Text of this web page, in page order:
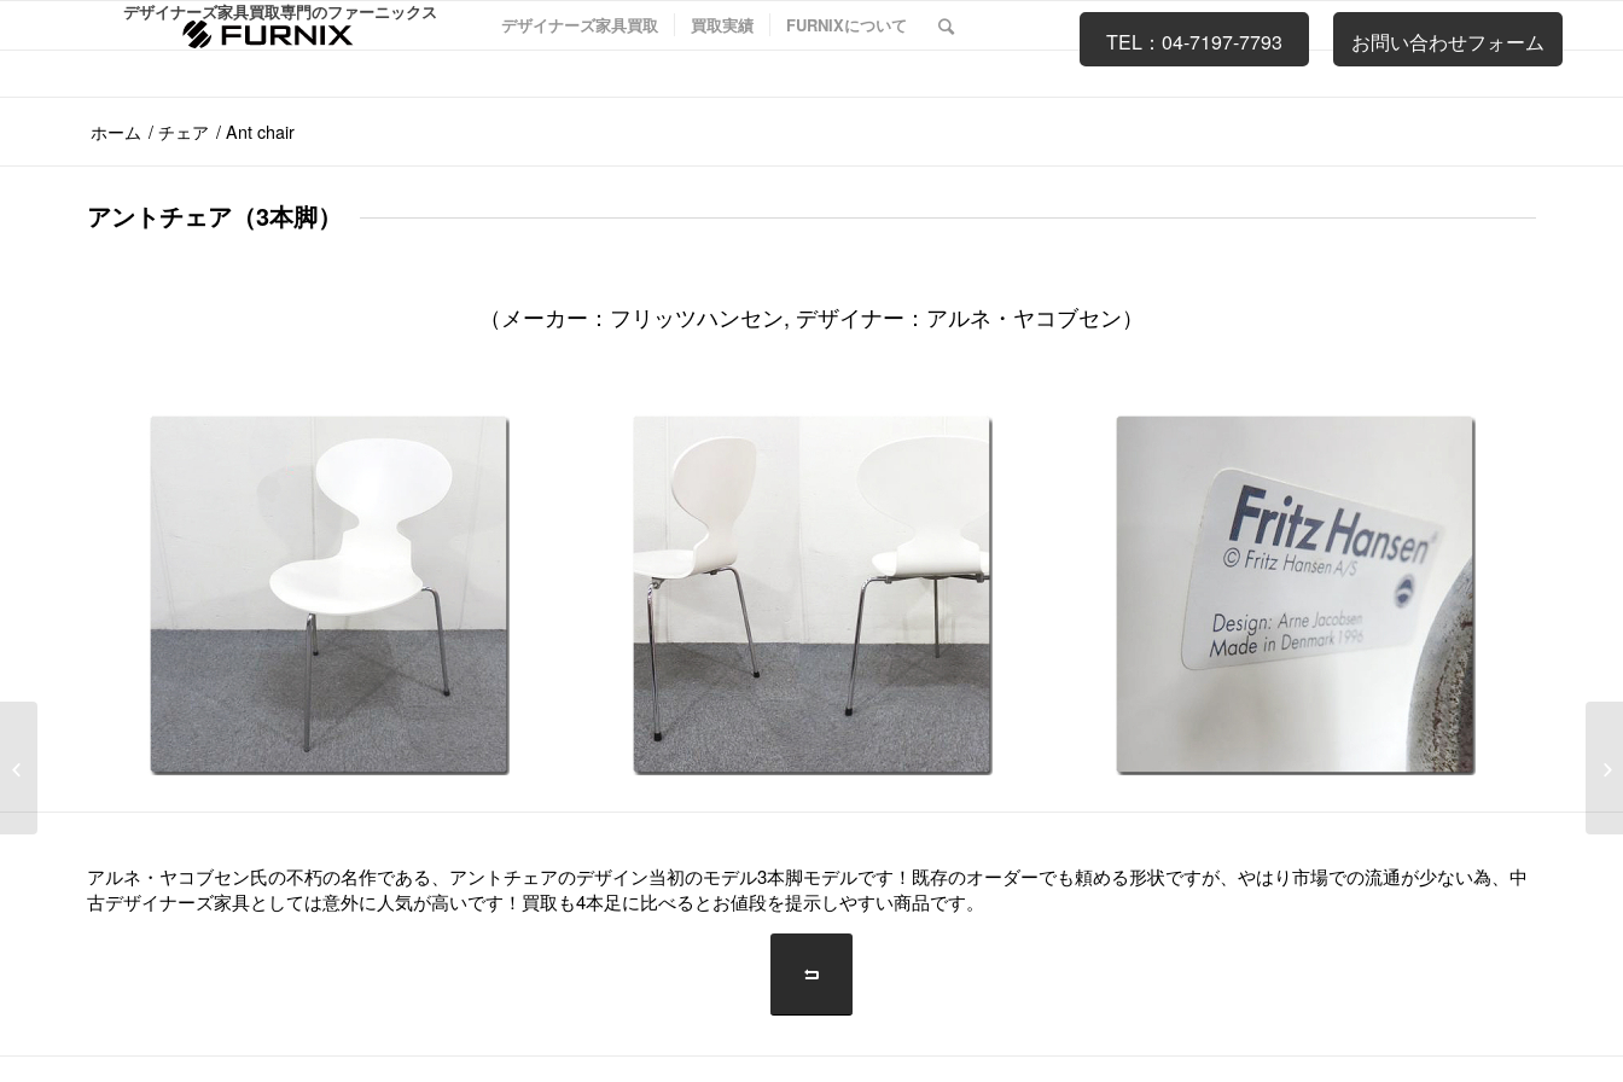
デザイナーズ家具買取 買取実績 FURNIXについて
デザイナーズ家具買取専門のファーニックス
お問い合わせフォーム
TEL：04-7197-7793
ホーム / チェア / Ant chair
アントチェア（3本脚）
（メーカー：フリッツハンセン, デザイナー：アルネ・ヤコブセン）
アルネ・ヤコブセン氏の不朽の名作である、アントチェアのデザイン当初のモデル3本脚モデルです！既存のオーダーでも頼める形状ですが、やはり市場での流通が少ない為、中
古デザイナーズ家具としては意外に人気が高いです！買取も4本足に比べるとお値段を提示しやすい商品です。